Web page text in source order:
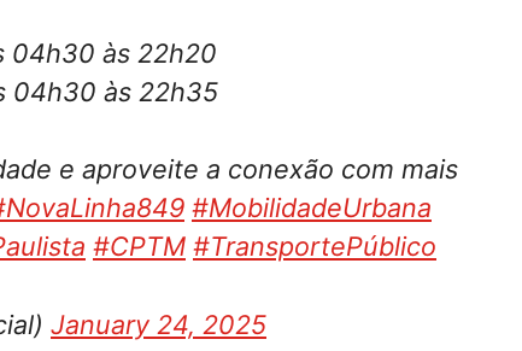
04h30 às 22h20
04h30 às 22h35
e aproveite a conexão com mais
#MobilidadeUrbana
#CPTM #TransportePúblico
January 24, 2025